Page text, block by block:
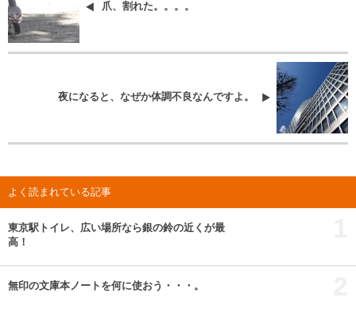
爪、割れた。。。。
夜になると、なぜか体調不良なんですよ。
よく読まれている記事
東京駅トイレ、広い場所なら銀の鈴の近くが最
高！
無印の文庫本ノートを何に使おう・・・。